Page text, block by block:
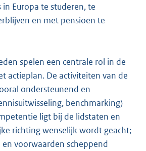
in Europa te studeren, te
en met pensioen te
spelen een centrale rol in de
actieplan. De activiteiten van de
ondersteunend en
benchmarking)
ligt bij de lidstaten en
richting wenselijk wordt geacht;
voorwaarden scheppend